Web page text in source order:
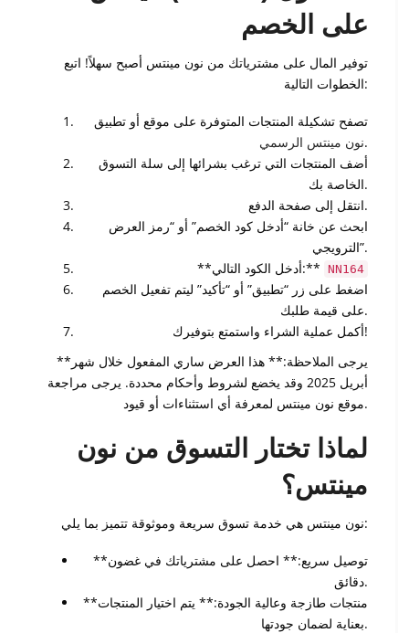
على الخصم
توفير المال على مشترياتك من نون مينتس أصبح سهلاً! اتبع
الخطوات التالية:
تصفح تشكيلة المنتجات المتوفرة على موقع أو تطبيق
نون مينتس الرسمي.
أضف المنتجات التي ترغب بشرائها إلى سلة التسوق
الخاصة بك.
انتقل إلى صفحة الدفع.
ابحث عن خانة “أدخل كود الخصم” أو “رمز العرض
الترويجي”.
**أدخل الكود التالي:** NN164
اضغط على زر “تطبيق” أو “تأكيد” ليتم تفعيل الخصم
على قيمة طلبك.
أكمل عملية الشراء واستمتع بتوفيرك!
**يرجى الملاحظة:** هذا العرض ساري المفعول خلال شهر
أبريل 2025 وقد يخضع لشروط وأحكام محددة. يرجى مراجعة
موقع نون مينتس لمعرفة أي استثناءات أو قيود.
لماذا تختار التسوق من نون
مينتس؟
نون مينتس هي خدمة تسوق سريعة وموثوقة تتميز بما يلي:
**توصيل سريع:** احصل على مشترياتك في غضون
دقائق.
**منتجات طازجة وعالية الجودة:** يتم اختيار المنتجات
بعناية لضمان جودتها.